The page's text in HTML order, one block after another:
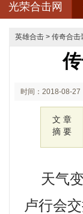
光荣合击网
英雄合击 > 传奇合击
时间：2018-08-27
文 章
摘 要
天气变
卢行会